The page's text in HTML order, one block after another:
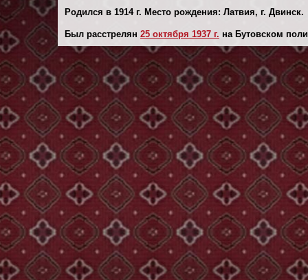
Родился в 1914 г. Место рождения: Латвия, г. Двинск.
Был расстрелян 25 октября 1937 г. на Бутовском